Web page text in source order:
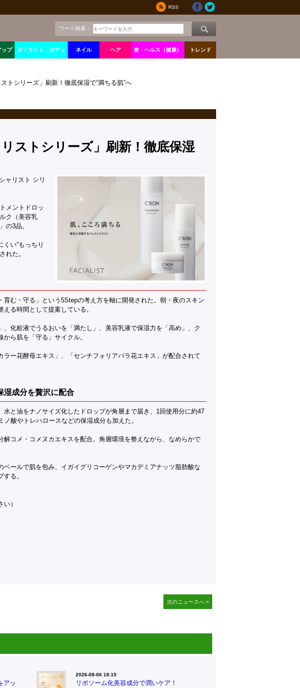
RSS
ワード検索：
ップ ダイエット・ボディ ネイル ヘア 食・ヘルス（健康） トレンド
トシリーズ」刷新！徹底保湿で“満ちる肌”へ
ストシリーズ」刷新！徹底保湿
ャリスト シリ
メントドロッ
ク（美容乳
の3品。
い“もっちり
れた。
む・守る」という5Stepの考え方を軸に開発された。朝・夜のスキン
る時間として提案している。
化粧液でうるおいを「満たし」、美容乳液で保湿力を「高め」、ク
ら肌を「守る」サイクル。
ー花酵母エキス」、「センチフォリアバラ花エキス」が配合されて
湿成分を贅沢に配合
と油をナノサイズ化したドロップが角層まで届き、1回使用分に約47
酸やトレハロースなどの保湿成分も加えた。
コメ・コメヌカエキスを配合。角層環境を整えながら、なめらかで
ールで肌を包み、イガイグリコーゲンやマカデミアナッツ脂肪酸な
る。
）
次のニュースへ >
アッ
2026-08-06 18:15
リポソーム化美容成分で潤いケア！